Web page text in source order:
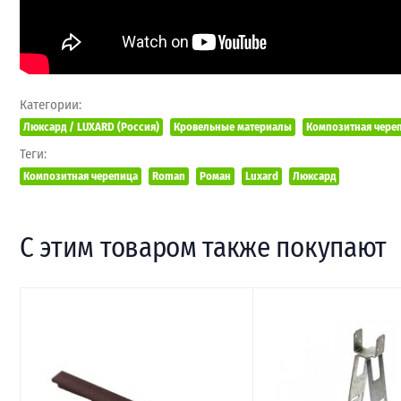
Категории:
Люксард / LUXARD (Россия) Кровельные материалы Композитная
Теги:
Композитная черепица Roman Роман Luxard Люксард
С этим товаром также покупают